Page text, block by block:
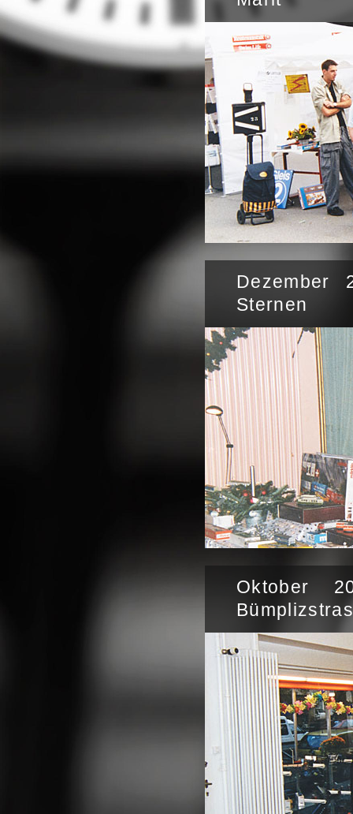
Dezember
Sternen
Oktober